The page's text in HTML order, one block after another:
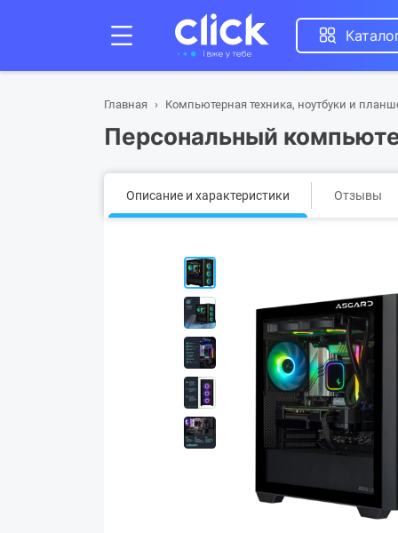
Главная Компьютерная техника, ноутбуки и
Персональный
Описание и характеристики Отзывы